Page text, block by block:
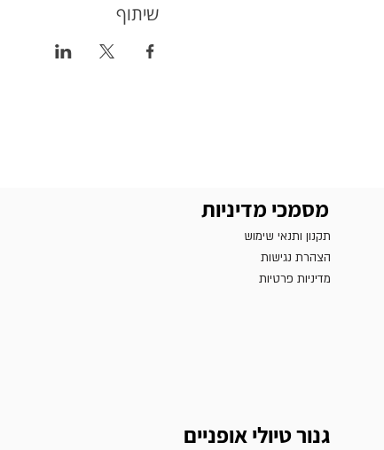
שיתוף
מסמכי מדיניות
תקנון ותנאי שימוש
הצהרת נגישות
מדיניות פרטיות
גנור טיולי אופניים